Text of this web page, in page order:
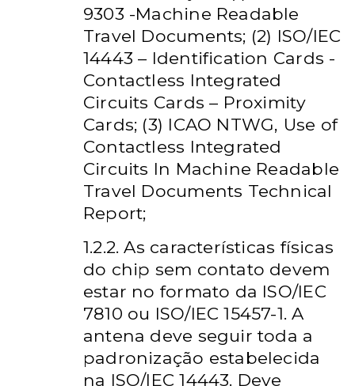
9303 -Machine Readable
Travel Documents; (2) ISO/IEC
14443 – Identification Cards -
Contactless Integrated
Circuits Cards – Proximity
Cards; (3) ICAO NTWG, Use of
Contactless Integrated
Circuits In Machine Readable
Travel Documents Technical
Report;
1.2.2. As características físicas
do chip sem contato devem
estar no formato da ISO/IEC
7810 ou ISO/IEC 15457-1. A
antena deve seguir toda a
padronização estabelecida
na ISO/IEC 14443. Deve